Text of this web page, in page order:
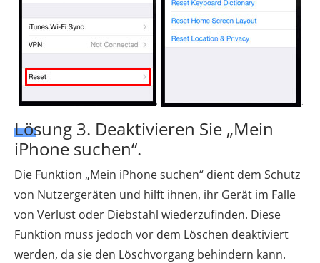
Lösung 3. Deaktivieren Sie „Mein
iPhone suchen“.
Die Funktion „Mein iPhone suchen“ dient dem Schutz
von Nutzergeräten und hilft ihnen, ihr Gerät im Falle
von Verlust oder Diebstahl wiederzufinden. Diese
Funktion muss jedoch vor dem Löschen deaktiviert
werden, da sie den Löschvorgang behindern kann.